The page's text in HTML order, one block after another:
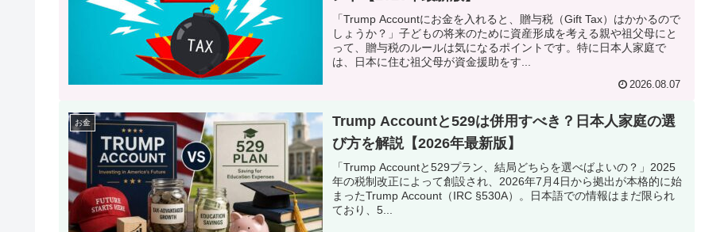
「Trump Accountにお金を入れると、贈与税（Gift Tax）はかかるので
しょうか？」子どもの将来のために資産形成を考える親や祖父母にと
って、贈与税のルールは気になるポイントです。特に日本人家庭で
は、日本に住む祖父母が資金援助をす...
2026.08.07
お金
Trump Accountと529は併用すべき？日本人家庭の選
び方を解説【2026年最新版】
「Trump Accountと529プラン、結局どちらを選べばよいの？」2025
年の税制改正によって創設され、2026年7月4日から拠出が本格的に始
まったTrump Account（IRC §530A）。日本語での情報はまだ限られ
ており、5...